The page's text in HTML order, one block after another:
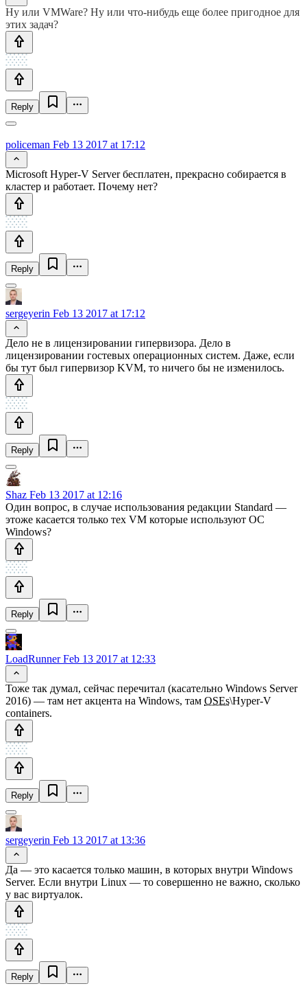
Ну или VMWare? Ну или что-нибудь еще более пригодное для
этих задач?
Reply
policeman Feb 13 2017 at 17:12
Microsoft Hyper-V Server бесплатен, прекрасно собирается в
кластер и работает. Почему нет?
Reply
sergeyerin Feb 13 2017 at 17:12
Дело не в лицензировании гипервизора. Дело в
лицензировании гостевых операционных систем. Даже, если
бы тут был гипервизор KVM, то ничего бы не изменилось.
Reply
Shaz Feb 13 2017 at 12:16
Один вопрос, в случае использования редакции Standard —
этоже касается только тех VM которые используют OC
Windows?
Reply
LoadRunnerFeb 13 2017 at 12:33
Тоже так думал, сейчас перечитал (касательно Windows Server
2016) — там нет акцента на Windows, там OSEs\Hyper-V
containers.
Reply
sergeyerin Feb 13 2017 at 13:36
Да — это касается только машин, в которых внутри Windows
Server. Если внутри Linux — то совершенно не важно, сколько
у вас виртуалок.
Reply